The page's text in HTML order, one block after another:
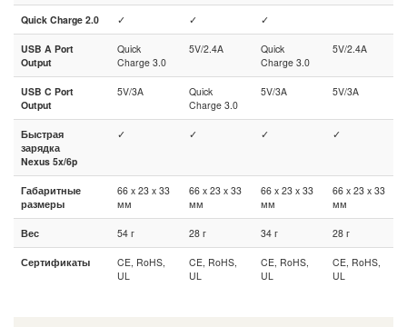
Quick Charge 2.0 ✓ ✓ ✓
USB A Port
Output
Quick
Charge 3.0
5V/2.4A
Quick
Charge 3.0
5V/2.4A
USB C Port
Output
5V/3A
Quick
Charge 3.0
5V/3A 5V/3A
Быстрая
зарядка
Nexus 5x/6p
✓ ✓ ✓ ✓
Габаритные
размеры
66 x 23 x 33
мм
66 x 23 x 33
мм
66 x 23 x 33
мм
66 x 23 x 33
мм
Вес 54 г 28 г 34 г 28 г
Сертификаты
CE, RoHS,
UL
CE, RoHS,
UL
CE, RoHS,
UL
CE, RoHS,
UL